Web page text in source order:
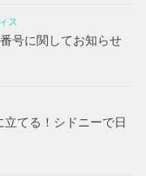
ス
号に関してお知らせ
てる！シドニーで日